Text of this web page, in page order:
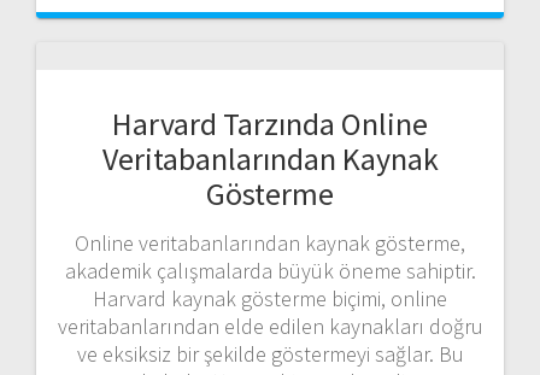
Harvard Tarzında Online
Veritabanlarından Kaynak
Gösterme
Online veritabanlarından kaynak gösterme,
akademik çalışmalarda büyük öneme sahiptir.
Harvard kaynak gösterme biçimi, online
veritabanlarından elde edilen kaynakları doğru
ve eksiksiz bir şekilde göstermeyi sağlar. Bu